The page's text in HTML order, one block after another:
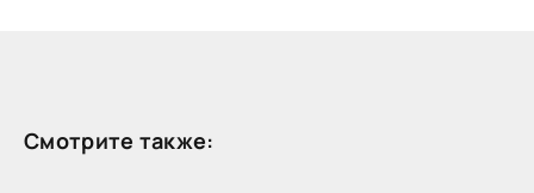
Смотрите также: